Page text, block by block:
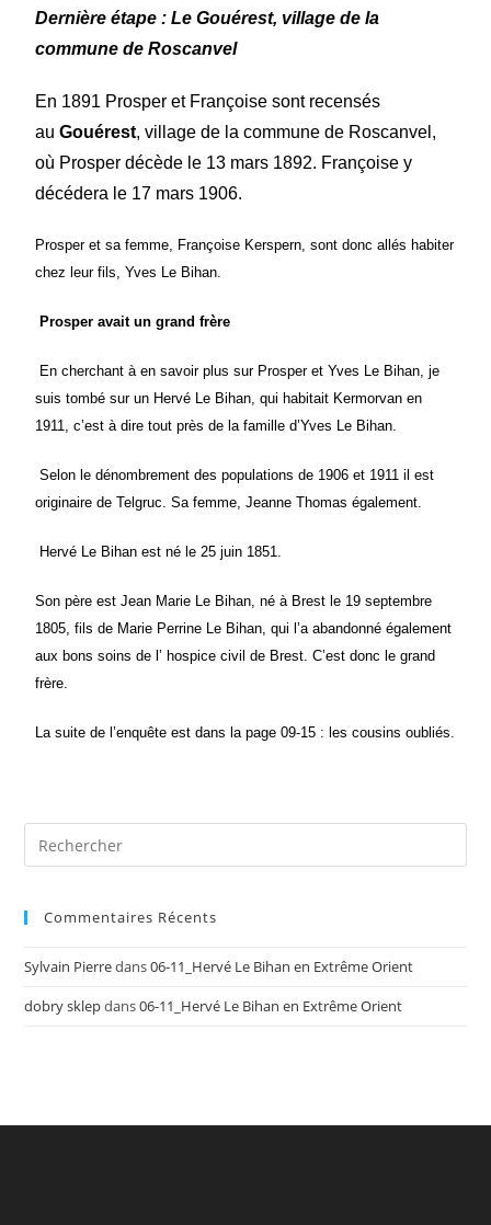
Dernière étape : Le Gouérest, village de la
commune de Roscanvel
En 1891 Prosper et Françoise sont recensés
auGouérest, village de la commune de Roscanvel,
où Prosper décède le 13 mars 1892. Françoise y
décédera le 17 mars 1906.
Prosper et sa femme, Françoise Kerspern, sont donc allés habiter
chez leur fils, Yves Le Bihan.
Prosper avait un grand frère
En cherchant à en savoir plus sur Prosper et Yves Le Bihan, je
suis tombé sur un Hervé Le Bihan, qui habitait Kermorvan en
1911, c’est à dire tout près de la famille d’Yves Le Bihan.
Selon le dénombrement des populations de 1906 et 1911 il est
originaire de Telgruc. Sa femme, Jeanne Thomas également.
Hervé Le Bihan est né le 25 juin 1851.
Son père est Jean Marie Le Bihan, né à Brest le 19 septembre
1805, fils de Marie Perrine Le Bihan, qui l’a abandonné également
aux bons soins de l’ hospice civil de Brest. C’est donc le grand
frère.
La suite de l’enquête est dans la page 09-15 : les cousins oubliés.
Commentaires Récents
Sylvain Pierredans06-11_Hervé Le Bihan en Extrême Orient
dobry sklepdans06-11_Hervé Le Bihan en Extrême Orient